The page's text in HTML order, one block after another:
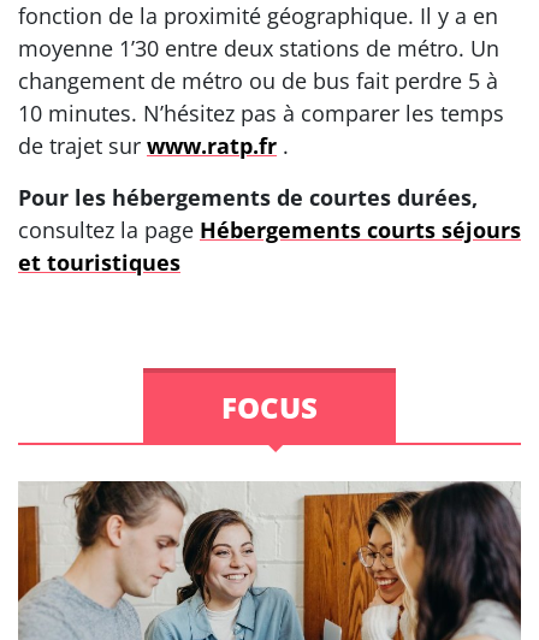
fonction de la proximité géographique. Il y a en
moyenne 1’30 entre deux stations de métro. Un
changement de métro ou de bus fait perdre 5 à
10 minutes. N’hésitez pas à comparer les temps
de trajet sur www.ratp.fr .
Pour les hébergements de courtes durées,
consultez la page Hébergements courts séjours
et touristiques
FOCUS